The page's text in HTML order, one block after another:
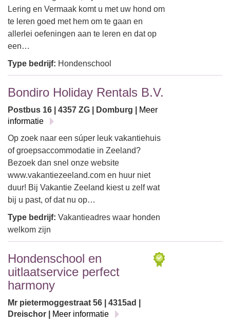
Lering en Vermaak komt u met uw hond om
te leren goed met hem om te gaan en
allerlei oefeningen aan te leren en dat op
een…
Type bedrijf: Hondenschool
Bondiro Holiday Rentals B.V.
Postbus 16 | 4357 ZG | Domburg |
Meer
informatie
Op zoek naar een súper leuk vakantiehuis
of groepsaccommodatie in Zeeland?
Bezoek dan snel onze website
www.vakantiezeeland.com en huur niet
duur! Bij Vakantie Zeeland kiest u zelf wat
bij u past, of dat nu op…
Type bedrijf: Vakantieadres waar honden
welkom zijn
Hondenschool en
uitlaatservice perfect
harmony
Mr pietermoggestraat 56 | 4315ad |
Dreischor |
Meer informatie